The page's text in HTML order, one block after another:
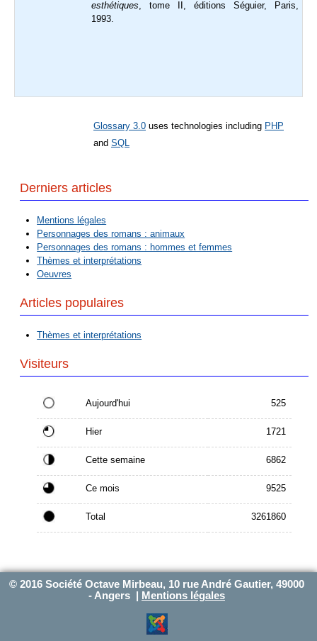
esthétiques , tome II, éditions Séguier, Paris,
1993.
Glossary 3.0 uses technologies including PHP
and SQL
Derniers articles
Mentions légales
Personnages des romans : animaux
Personnages des romans : hommes et femmes
Thèmes et interprétations
Oeuvres
Articles populaires
Thèmes et interprétations
Visiteurs
Aujourd'hui 525
Hier 1721
Cette semaine 6862
Ce mois 9525
Total 3261860
© 2016 Société Octave Mirbeau, 10 rue André Gautier, 49000
- Angers |
Mentions légales